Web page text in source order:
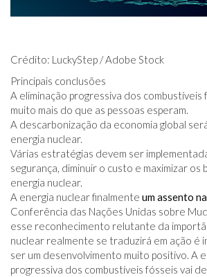
Crédito: LuckyStep / Adobe Stock
Principais conclusões
A eliminação progressiva dos
muito mais do que as pessoas esperam.
A descarbonização da economia global
energia nuclear.
Várias estratégias devem ser
segurança, diminuir o custo e maximizar os
energia nuclear.
A energia nuclear finalmente um assento
Conferência das Nações Unidas sobre
esse reconhecimento relutante da
nuclear realmente se traduzirá em ação é
ser um desenvolvimento muito positivo. A
progressiva dos combustíveis fósseis vai